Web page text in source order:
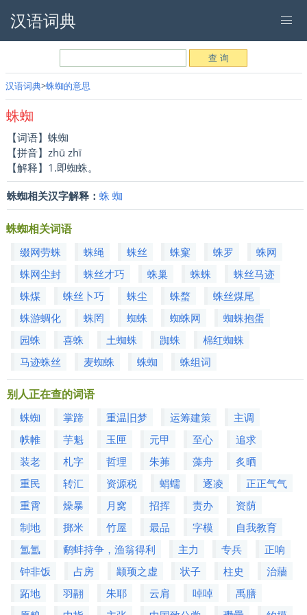
汉语词典
汉语词典 蛛蜘的意思
蛛蜘
【词语】蛛蜘
【拼音】zhū zhī
【解释】1.即蜘蛛。
蛛蜘相关汉字解释： 蛛 蜘
蛛蜘相关词语
缀网劳蛛 蛛绳 蛛丝 蛛窠 蛛罗
蛛网
蛛网尘封
蛛丝才巧 蛛巢 蛛蛛
蛛丝马迹
蛛煤
蛛丝卜巧 蛛尘 蛛蝥
蛛丝煤尾
蛛游蜩化
蛛罔 蜘蛛 蜘蛛网
蜘蛛抱蛋
园蛛
喜蛛 土蜘蛛 踟蛛
棉红蜘蛛
马迹蛛丝
麦蜘蛛 蛛蜘 蛛组词
别人正在查的词语
蛛蜘 掌蹄 重温旧梦 运筹建策
主调
帙帷
芋魁 玉匣 元甲 至心
追求
装老
札字 哲理 朱茀 藻舟
炙晒
重民
转汇 资源税 蜎蠕 逐凌
正正气气
重霄
燥暴 月窝 招挥 责办
资荫
制地
掷米 竹屋 最品 字模
自我教育
氲氲
鹬蚌持争，渔翁得利 主力 专兵
正响
钟非饭
占房 颛顼之虚 状子 柱史
治蘠
跖地
羽翮 朱耶 云肩 啅啅
禹膳